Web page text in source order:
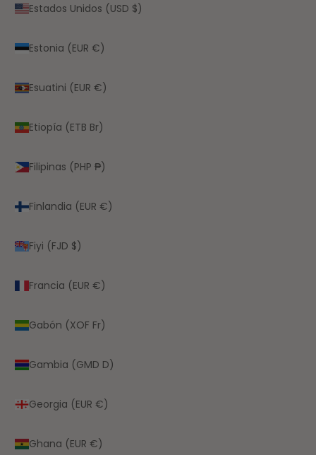
Estados Unidos (USD $)
Estonia (EUR €)
Esuatini (EUR €)
Etiopía (ETB Br)
Filipinas (PHP ₱)
Finlandia (EUR €)
Fiyi (FJD $)
Francia (EUR €)
Gabón (XOF Fr)
Gambia (GMD D)
Georgia (EUR €)
Ghana (EUR €)